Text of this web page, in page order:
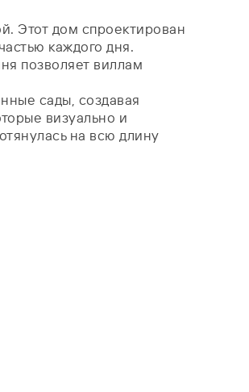
Этот дом спроектирован
каждого дня.
позволяет виллам
сады, создавая
визуально и
на всю длину